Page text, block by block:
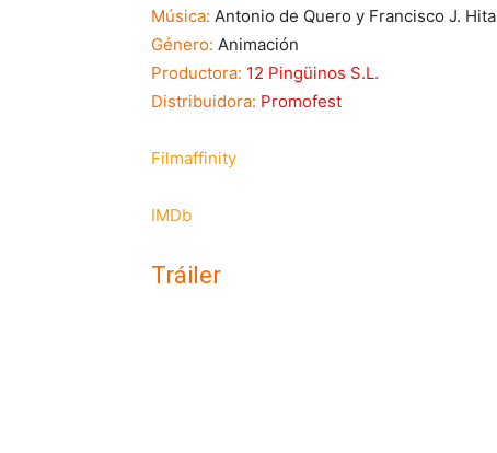
Música: Antonio de Quero y Francisco J. Hita
Género: Animación
Productora: 12 Pingüinos S.L.
Distribuidora: Promofest
Filmaffinity
IMDb
Tráiler